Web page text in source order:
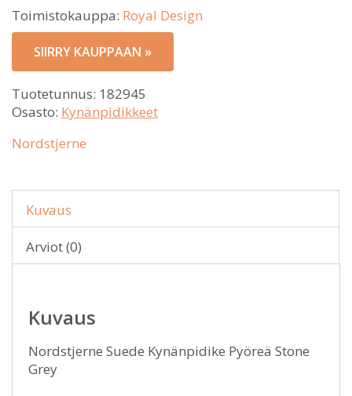
Toimistokauppa: Royal Design
SIIRRY KAUPPAAN »
Tuotetunnus: 182945
Osasto: Kynänpidikkeet
Nordstjerne
Kuvaus
Arviot (0)
Kuvaus
Nordstjerne Suede Kynänpidike Pyöreä Stone
Grey